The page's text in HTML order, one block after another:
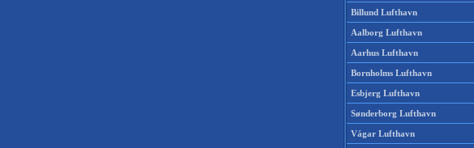
Billund Lufthavn
Aalborg Lufthavn
Aarhus Lufthavn
Bornholms Lufthavn
Esbjerg Lufthavn
Sønderborg Lufthavn
Vágar Lufthavn